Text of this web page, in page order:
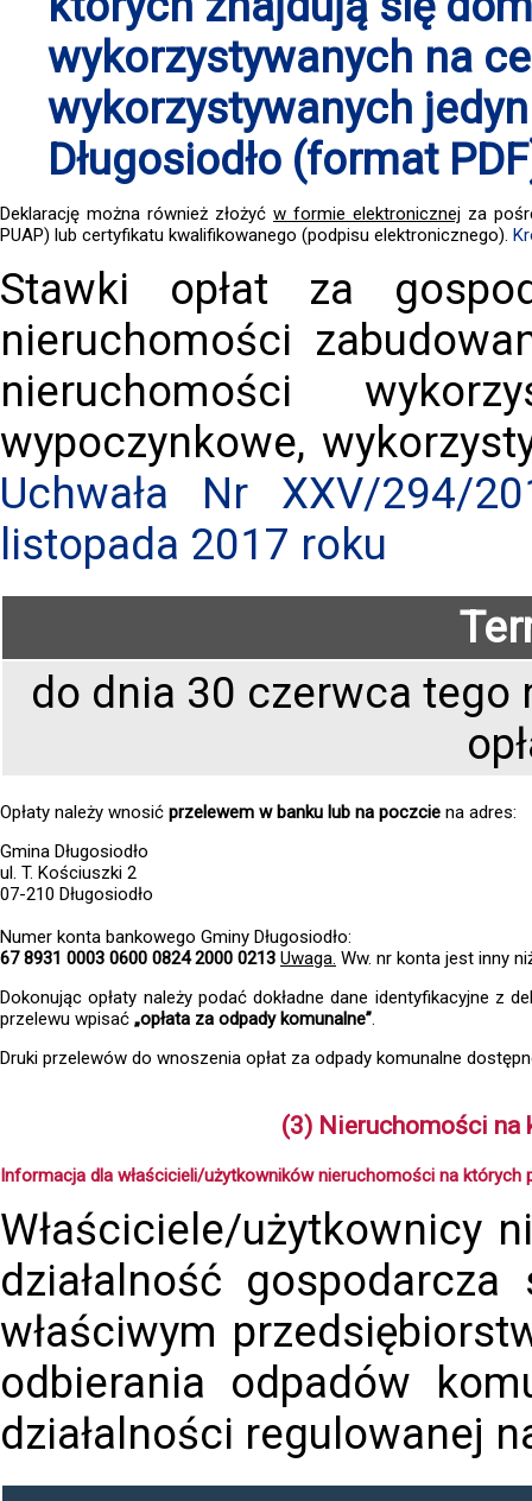
wykorzystywanych na
wykorzystywanych
Długosiodło (format
Deklarację można również złożyć w formie elektronicznej za
PUAP) lub certyfikatu kwalifikowanego (podpisu elektronicznego).
Stawki opłat za
nieruchomości
nieruchomości
wypoczynkowe,
Uchwała Nr XXV/294/
listopada 2017 roku
do dnia 30 czerwca tego
Opłaty należy wnosić przelewem w banku lub na poczcie na adres:
Gmina Długosiodło
ul. T. Kościuszki 2
07-210 Długosiodło
Numer konta bankowego Gminy Długosiodło:
67 8931 0003 0600 0824 2000 0213 Uwaga. Ww. nr konta jest inny
Dokonując opłaty należy podać dokładne dane identyfikacyjne z
przelewu wpisać „opłata za odpady komunalne”.
Druki przelewów do wnoszenia opłat za odpady komunalne
(3) Nieruchomości na
Informacja dla właścicieli/użytkowników nieruchomości na
Właściciele/użytkownicy
działalność
właściwym
odbierania odpadów
działalności regulowanej